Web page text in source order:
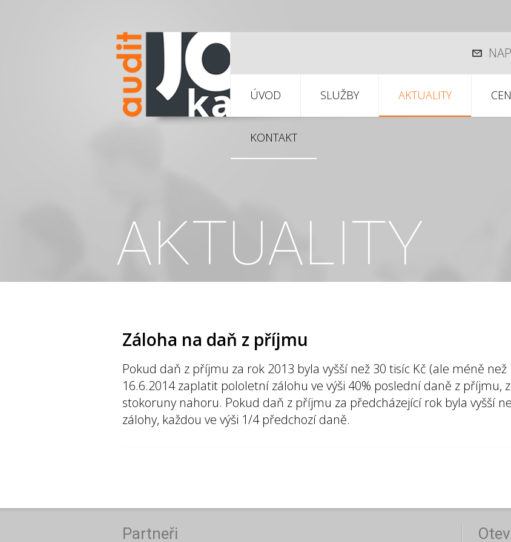
ÚVOD SLUŽBY AKTUALITY
KONTAKT
AKTUALITY
Záloha na daň z příjmu
Pokud daň z příjmu za rok 2013 byla vyšší než 30 tisíc Kč (ale méně
16.6.2014 zaplatit pololetní zálohu ve výši 40% poslední daně z příjmu,
stokoruny nahoru. Pokud daň z příjmu za předcházející rok byla vyšší
zálohy, každou ve výši 1/4 předchozí daně.
Partneři